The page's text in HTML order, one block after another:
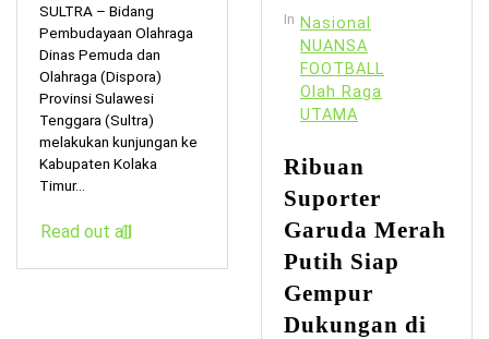
SULTRA – Bidang
Pembudayaan Olahraga
Dinas Pemuda dan
Olahraga (Dispora)
Provinsi Sulawesi
Tenggara (Sultra)
melakukan kunjungan ke
Kabupaten Kolaka
Timur...
Read out all
In Nasional
NUANSA
FOOTBALL
Olah Raga
UTAMA
Ribuan
Suporter
Garuda Merah
Putih Siap
Gempur
Dukungan di